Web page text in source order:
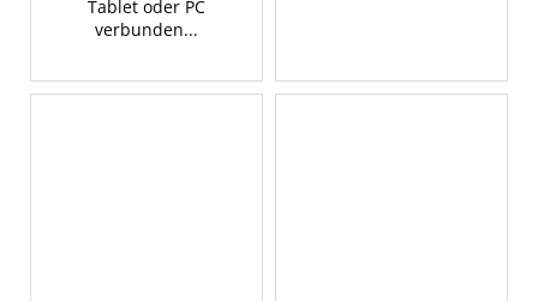
Tablet oder PC
verbunden...